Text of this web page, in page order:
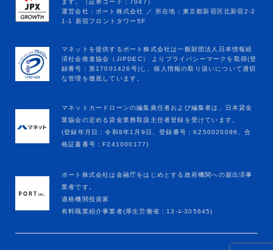
マネットカードローンの編集責任者および編集者は、日本貸金
業協会の定める貸金業務取扱主任者登録を受けています。
(登録年月日：令和8年1月9日、登録番号：K250020096、合
格証書番号：F241000177)
ポート株式会社は金融庁をはじめとする政府機関への届出済事
業者です。
適格機関投資家
有料職業紹介事業者(厚生労働省：13-ﾕ-305645)